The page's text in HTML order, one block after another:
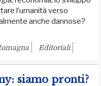
l’umanità verso
anche dannose?
Editoriali
siamo pronti?